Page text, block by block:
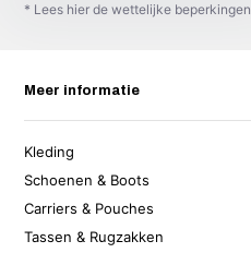
* Lees hier de wettelijke beperkingen
Meer informatie
Kleding
Schoenen & Boots
Carriers & Pouches
Tassen & Rugzakken